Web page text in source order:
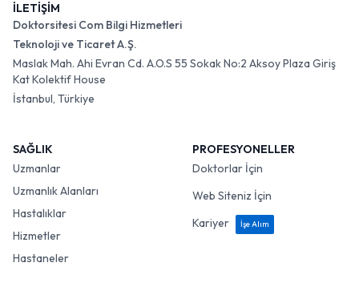
İLETİŞİM
Doktorsitesi Com Bilgi Hizmetleri
Teknoloji ve Ticaret A.Ş.
Maslak Mah. Ahi Evran Cd. A.O.S 55 Sokak No:2 Aksoy Plaza Giriş
Kat Kolektif House
İstanbul, Türkiye
SAĞLIK
Uzmanlar
Uzmanlık Alanları
Hastalıklar
Hizmetler
Hastaneler
PROFESYONELLER
Doktorlar İçin
Web Siteniz İçin
Kariyer
İşe Alım